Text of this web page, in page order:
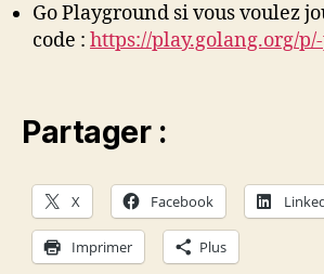
Go Playground si vous voulez
code : https://play.golang.org/
Partager :
X Facebook
Imprimer Plus